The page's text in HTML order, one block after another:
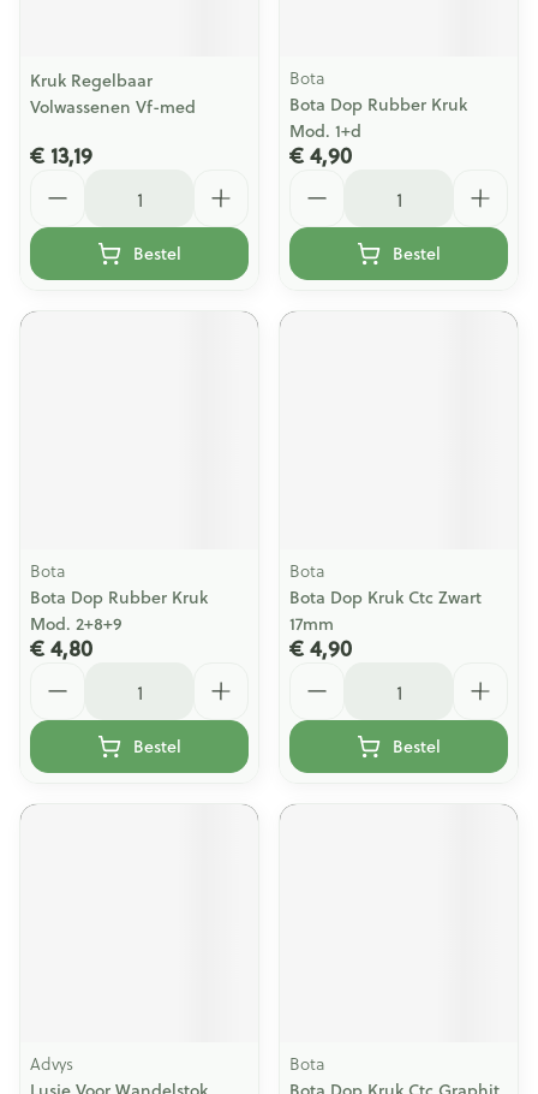
Kruk Regelbaar
Volwassenen Vf-med
€ 13,19
Bestel
Bota
Bota Dop Rubber Kruk
Mod. 1+d
€ 4,90
Bestel
Bota
Bota Dop Rubber Kruk
Mod. 2+8+9
€ 4,80
Bestel
Bota
Bota Dop Kruk Ctc Zwart
17mm
€ 4,90
Bestel
Advys Bota